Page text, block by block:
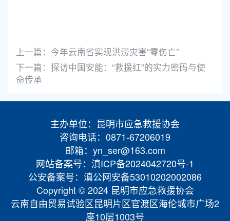
上一篇： 今年云南省实现洪涝灾害“零伤亡”
下一篇： 探访中国安能：“救援红”的实力密码与使
命传承
主办单位：昆明市应急救援协会
咨询电话：0871-67206019
邮箱：yn_ser@163.com
网站备案号：滇ICP备2024042720号-1
公安备案号：滇公网安备53010202002086
Copyright © 2024 昆明市应急救援协会
云南自由贸易试验区昆明片区官渡区海伦城市广场2
座10层1003号